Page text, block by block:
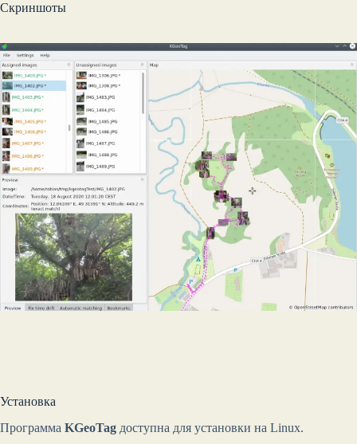
Скриншоты
Установка
Программа KGeoTag доступна для установки на Linux.